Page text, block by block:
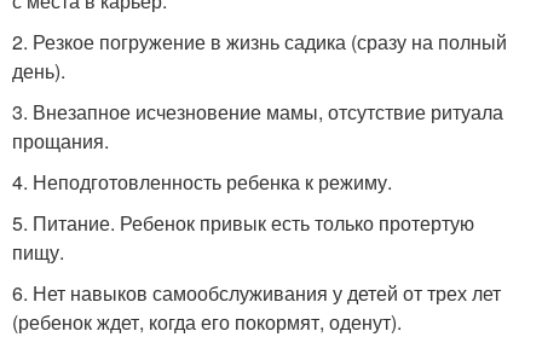
2. Резкое погружение в жизнь садика (сразу на полный
день).
3. Внезапное исчезновение мамы, отсутствие ритуала
прощания.
4. Неподготовленность ребенка к режиму.
5. Питание. Ребенок привык есть только протертую
пищу.
6. Нет навыков самообслуживания у детей от трех лет
(ребенок ждет, когда его покормят, оденут).